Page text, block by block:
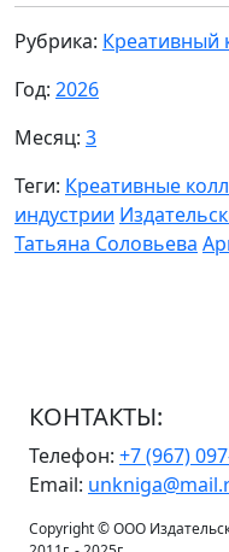
Рубрика: Креативный
Год: 2026
Месяц: 3
Теги: Креативные
индустрии
Татьяна Соловьева
КОНТАКТЫ:
Телефон: +7 (967)
Email:
Copyright © ООО